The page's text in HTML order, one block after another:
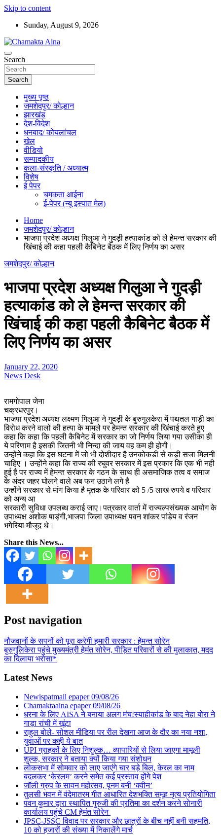
Skip to content
Sunday, August 9, 2026
Chamakta Aina
Hindi News Paper – Jharkhand
Search
Search
मुख्य पृष्ठ
जमशेदपुर/ कोल्हान
झारखंड
देश-विदेश
धनबाद/ कोयलांचल
खेल
वीडियो
सम्पादकीय
कला-संस्कृति / अध्यात्म
विशेष
ई पेपर
चमकता आईना
ई-पेपर (न्यू इस्पात मेल)
Home
जमशेदपुर/ कोल्हान
भाजपा प्रदेश अध्यक्ष गिलुआ ने गुदड़ी हत्याकांड को ले हेमन्त सरकार की
खिंचाई की कहा पहली कैबिनेट बैठक में लिए निर्णय का असर
जमशेदपुर/ कोल्हान
भाजपा प्रदेश अध्यक्ष गिलुआ ने गुदड़ी
हत्याकांड को ले हेमन्त सरकार की
खिंचाई की कहा पहली कैबिनेट बैठक में
लिए निर्णय का असर
January 22, 2020
News Desk
रामगोपाल जेना
चक्रधरपुर।
भाजपा प्रदेश अध्यक्ष लक्ष्मण गिलुआ ने गुदड़ी के बुरुगुलकेरा में पथतल गाड़ी का
विरोध करने वालो की हत्या के मामले पर हेमन्त सरकार की खिंचाई करते हुए
कहा कि कहा कि पहली कैबिनेट में सरकार का जो निर्णय लिया गया उसीका ही
ये परिणाम है इसकी जितनी भी निन्दा की जाय वह कम ही होगी।
उन्होंने कहा कि इस घटना में जो भी दोशीदार है उनकोकडी से कड़ी सजा मिलनी
चाहिए । उन्होंने कहा कि राज्य की रघुवर सरकार में इस प्रकार कि एक भी नही
हुई है पर राज्य में हेमन्त सरकार के गठन के साथ ही असमाजिक तत्व व समाज
के अंदर जहर घोलने वाले अब फन उठाने लगे है
उन्होंने सरकार से मांग किया है मृतक के परिवार को 5 /5 लाख रुपये व परिवार
को अन्य आ
सरकारी सुविधा उपलब्ध कराई जाए।पत्रकार वार्ता में राज्यल्पसंख्यक आयोग के
उपाध्यक्ष अशोक षाड़ंगी,भाजपा जिला उपाध्यक्ष पवन शांकर पांडेय व रंजन
भगेरिया मौजूद थे।
Share this News...
Post navigation
नौजवानों के सपनों को पूरा करेगी हमारी सरकार : हेमन्त सोरेन
बुरुगुलिकेरा पहुंचे मुख्यमंत्री हेमंत सोरेन, पीड़ित परिवारों से की मुलाकात, मदद
का दिलाया भरोसा*
Latest News
Newispatmail epaper 09/08/26
Chamaktaaina epaper 09/08/26
धरना के लिए AISA ने बनाया अलग मंच!स्याहीकांड के बाद नेहा बोरा ने
गाड़ा रांची में खूंटा
राहुल बोले- सोशल मीडिया पर रील देखना आज के दौर का नया नशा,
युवाओं पर कही ये बात
UPI ग्राहकों के लिए निशुल्क… व्यापारियों से लिया जाएगा मामूली
शुल्क, सरकार ने बताया क्यों किया गया संशोधन
लोकसभा में सोमवार को लाए जाएंगे चार बड़े बिल, केरल का नाम
बदलकर ‘केरलम’ करने समेत कई प्रस्ताव होंगे पेश
जॉली ग्रुप के सावन महोत्सव, पूनम बनीं ‘क्वीन’
तुलसी भवन में वंदेमातरम गीत आधारित देशभक्ति समूह नृत्य प्रतियोगिता
पवन कुमार द्वारा स्थापित गुरुजी की प्रतिमा का दर्शन करने सोनारी
कार्यालय पहुंचे CM हेमंत सोरेन
JPSC-JSSC विवाद पर सरकार और छात्रों के बीच नहीं बनी सहमति,
10 को हजारों की संख्या में निकालेंगे मार्च